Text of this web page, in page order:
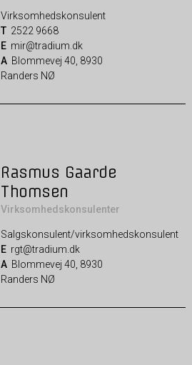
Virksomhedskonsulent
T2522 9668
E mir@tradium.dk
ABlommevej 40, 8930
Randers NØ
Rasmus Gaarde
Thomsen
Virksomhedskonsulenter
Salgskonsulent/virksomhedskonsulent
E rgt@tradium.dk
ABlommevej 40, 8930
Randers NØ